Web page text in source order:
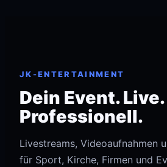
JK-ENTERTAINMENT
Dein Event. Live.
Professionell.
Livestreams, Videoaufnahmen
für Sport, Kirche, Firmen und